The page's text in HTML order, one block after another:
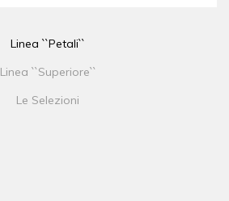
Linea ``Petali``
Linea ``Superiore``
Le Selezioni